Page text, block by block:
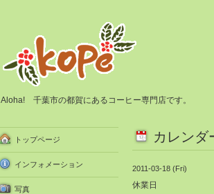
Aloha! 千葉市の都賀にあるコーヒー専門店です。
カレンダ
2011-03-18 (Fri)
休業日
トップページ
インフォメーション
写真